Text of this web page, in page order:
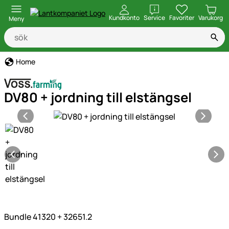
Meny Kundkonto ServiceöppnaFavoriter Varukorg
Home
DV80 + jordning till elstängsel
Produktgaleri
Bundle 41320 + 32651.2